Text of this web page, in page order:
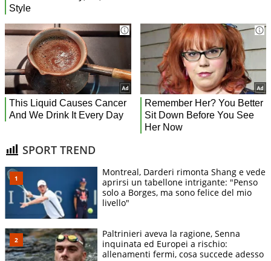
SPORT TREND
Montreal, Darderi rimonta Shang e vede
aprirsi un tabellone intrigante: "Penso
solo a Borges, ma sono felice del mio
livello"
Paltrinieri aveva la ragione, Senna
inquinata ed Europei a rischio:
allenamenti fermi, cosa succede adesso